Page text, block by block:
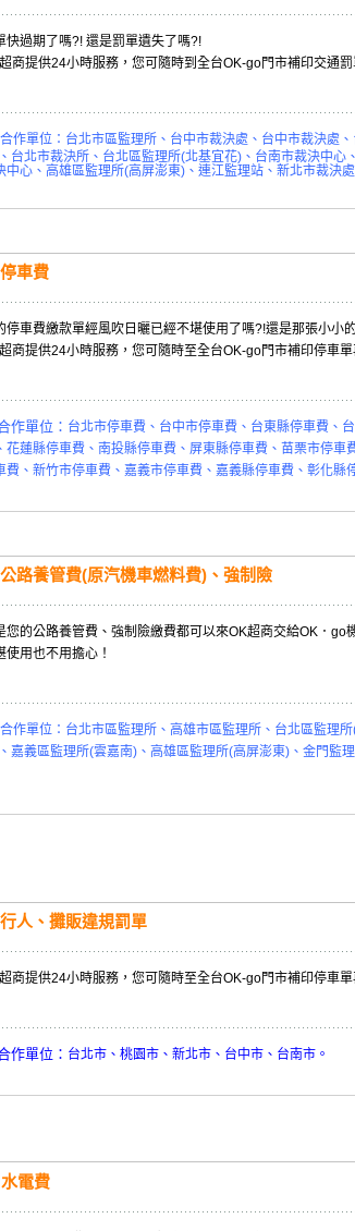
快過期了嗎?! 還是罰單遺失了嗎?!
商提供24小時服務，您可隨時到全台OK-go門市補印交通
合作單位： 台北市區監理所、台中市裁決處、台中市裁決處
、台北市裁決所、台北區監理所(北基宜花) 、台南市裁決中心
中心、高雄區監理所(高屏澎東) 、連江監理站、新北市裁決
停車費
停車費繳款單經風吹日曬已經不堪使用了嗎?!還是那張小小
商提供24小時服務，您可隨時至全台OK-go門市補印停車單
作單位： 台北市停車費、台中市停車費、台東縣停車費、
花蓮縣停車費、南投縣停車費、屏東縣停車費、苗栗市停
費、新竹市停車費、嘉義市停車費、嘉義縣停車費、彰化縣
公路養管費(原汽機車燃料費) 、強制險
您的公路養管費、強制險繳費都可以來OK超商交給OK．
使用也不用擔心！
作單位： 台北市區監理所、高雄市區監理所、台北區監理
嘉義區監理所(雲嘉南)、高雄區監理所(高屏澎東)、金門監
行人、攤販違規罰單
商提供24小時服務，您可隨時至全台OK-go門市補印停車單
作單位： 台北市、桃園市、新北市、台中市、台南市。
水電費